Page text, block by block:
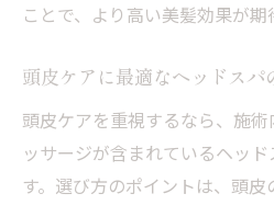
ことで、より高い美髪効果が期
頭皮ケアに最適なヘッドスパ
頭皮ケアを重視するなら、施
ッサージが含まれているヘッ
す。選び方のポイントは、頭